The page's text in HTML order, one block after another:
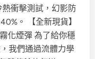
衝擊測試，幻影防
。 【全新現貨】
化煙彈 為了給你穩
我們通過流體力學